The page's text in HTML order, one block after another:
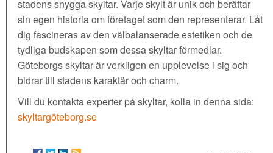
stadens snygga skyltar. Varje skylt är unik och berättar
sin egen historia om företaget som den representerar. Låt
dig fascineras av den välbalanserade estetiken och de
tydliga budskapen som dessa skyltar förmedlar.
Göteborgs skyltar är verkligen en upplevelse i sig och
bidrar till stadens karaktär och charm.
Vill du kontakta experter på skyltar, kolla in denna sida:
skyltargöteborg.se